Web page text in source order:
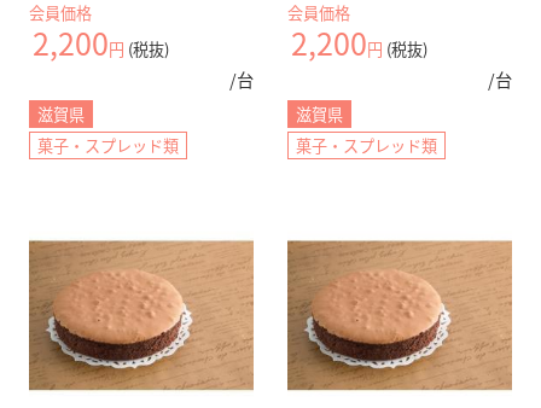
会員価格
2,200円 (税抜)
/台
滋賀県
菓子・スプレッド類
会員価格
2,200円 (税抜)
/台
滋賀県
菓子・スプレッド類